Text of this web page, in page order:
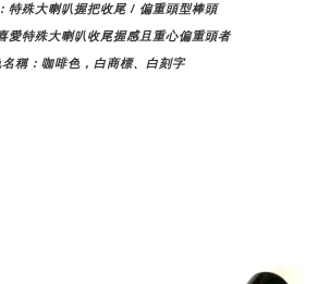
特殊大喇叭握把收尾 / 偏重頭型棒頭
愛特殊大喇叭收尾握感且重心偏重頭者
名稱：咖啡色，白商標、白刻字